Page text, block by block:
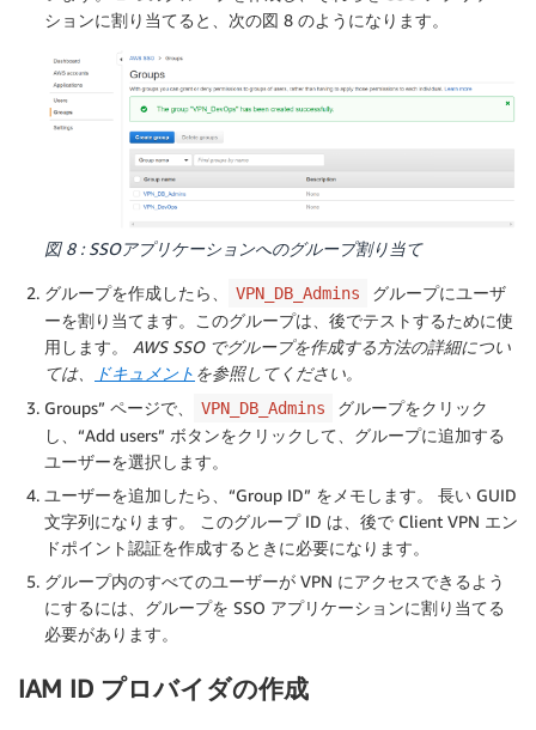
ションに割り当てると、次の図 8 のようになります。
図 8 : SSOアプリケーションへのグループ割り当て
グループを作成したら、 VPN_DB_Admins
グループにユーザ
ーを割り当てます。このグループは、後でテストするために使
用します。
AWS SSO でグループを作成する方法の詳細につい
ては、
ドキュメント を参照してください。
Groups” ページで、
VPN_DB_Admins
グループをクリック
し、“Add users” ボタンをクリックして、グループに追加する
ユーザーを選択します。
ユーザーを追加したら、“Group ID” をメモします。 長い GUID
文字列になります。 このグループ ID は、後で Client VPN エン
ドポイント認証を作成するときに必要になります。
グループ内のすべてのユーザーが VPN にアクセスできるよう
にするには、グループを SSO アプリケーションに割り当てる
必要があります。
IAM ID プロバイダの作成